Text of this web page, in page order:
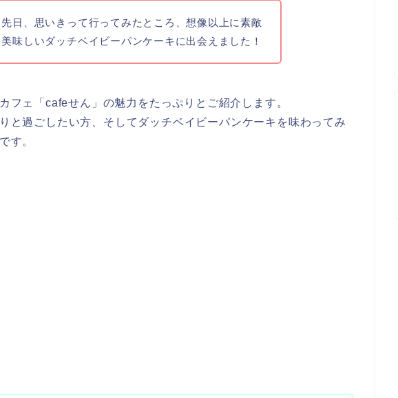
日、思いきって行ってみたところ、想像以上に素敵
味しいダッチベイビーパンケーキに出会えました！
フェ「cafeせん」の魅力をたっぷりとご紹介します。
と過ごしたい方、そしてダッチベイビーパンケーキを味わってみ
す。